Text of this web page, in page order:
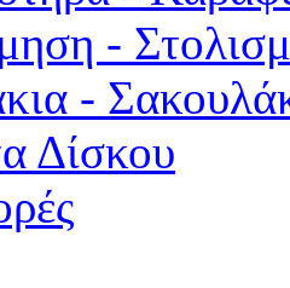
-
-
Δίσκου